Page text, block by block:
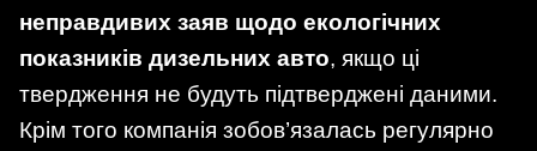
неправдивих заяв щодо екологічних
показників дизельних авто, якщо ці
твердження не будуть підтверджені даними.
Крім того компанія зобов’язалась регулярно